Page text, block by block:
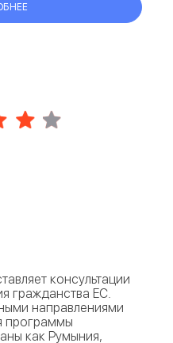
консультации
гражданства ЕС.
направлениями
программы
как Румыния,